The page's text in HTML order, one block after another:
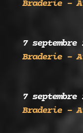
Braderie –
7 septembre
Braderie –
7 septembre
Braderie –